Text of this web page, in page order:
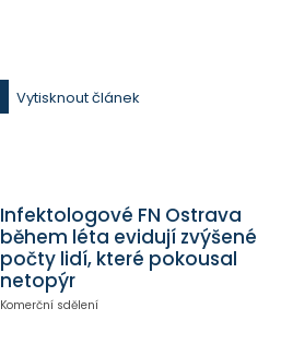
Vytisknout článek
Infektologové FN Ostrava
během léta evidují zvýšené
počty lidí, které pokousal
netopýr
Komerční sdělení